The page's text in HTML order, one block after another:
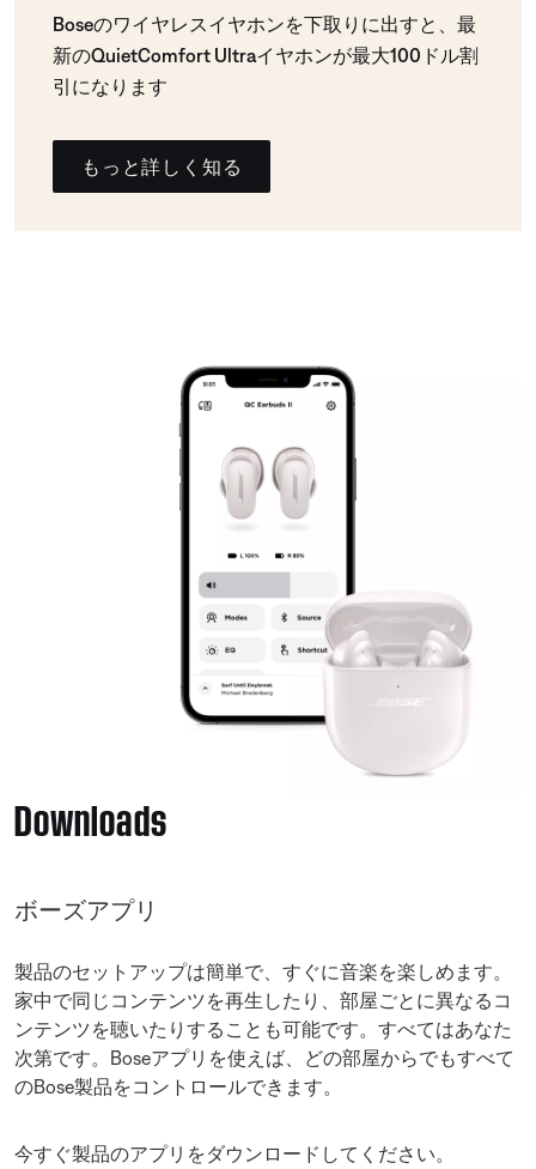
Boseのワイヤレスイヤホンを下取りに出すと、最
新のQuietComfort Ultraイヤホンが最大100ドル割
引になります
もっと詳しく知る
Downloads
ボーズアプリ
製品のセットアップは簡単で、すぐに音楽を楽しめます。
家中で同じコンテンツを再生したり、部屋ごとに異なるコ
ンテンツを聴いたりすることも可能です。すべてはあなた
次第です。Boseアプリを使えば、どの部屋からでもすべて
のBose製品をコントロールできます。
今すぐ製品のアプリをダウンロードしてください。